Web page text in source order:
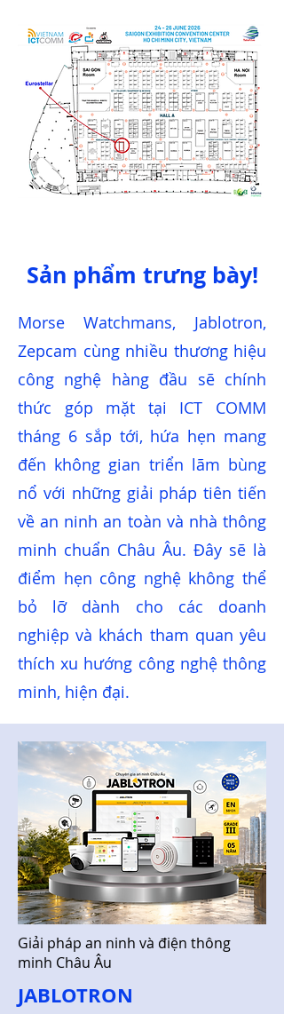
Sản phẩm trưng bày!
Morse Watchmans, Jablotron,
Zepcam cùng nhiều thương hiệu
công nghệ hàng đầu sẽ chính
thức góp mặt tại ICT COMM
tháng 6 sắp tới, hứa hẹn mang
đến không gian triển lãm bùng
nổ với những giải pháp tiên tiến
về an ninh an toàn và nhà thông
minh chuẩn Châu Âu. Đây sẽ là
điểm hẹn công nghệ không thể
bỏ lỡ dành cho các doanh
nghiệp và khách tham quan yêu
thích xu hướng công nghệ thông
minh, hiện đại.
Giải pháp an ninh và điện thông
minh Châu Âu
JABLOTRON